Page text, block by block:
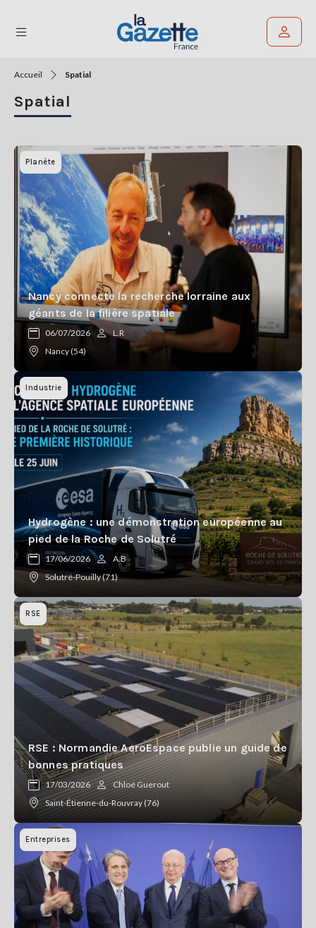
THÉMATIQUES
RÉGIONS
FORMATS
TENDANCES
SERVICES
LA
GAZETTE
Se
S'abonner
Accueil Spatial
Spatial
Planète
Nancy connecte la recherche lorraine aux
géants de la filière spatiale
06/07/2026
L.R
Nancy (54)
Industrie
Hydrogène : une démonstration européenne au
pied de la Roche de Solutré
17/06/2026
A.B
Solutré-Pouilly (71)
RSE
RSE : Normandie AeroEspace publie un guide de
bonnes pratiques
17/03/2026
Chloé Guerout
Saint-Étienne-du-Rouvray (76)
Entreprises